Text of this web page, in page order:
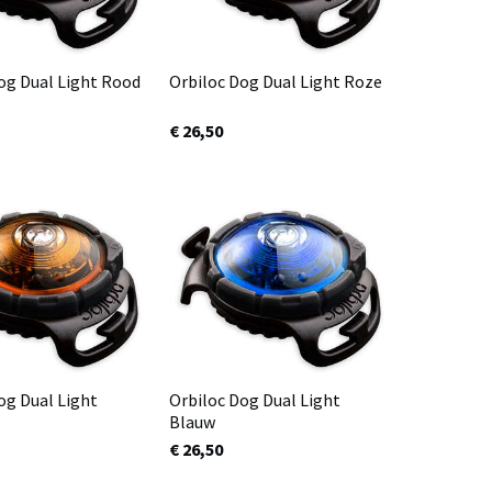
Dual Light Rood Orbiloc Dog Dual Light Roze
€ 26,50
Dual Light
Orbiloc Dog Dual Light
Blauw
€ 26,50